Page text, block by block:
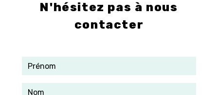
N'hésitez pas à nous
contacter